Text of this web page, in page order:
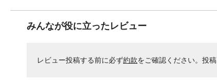
みんなが役に立ったレビュー
レビュー投稿する前に必ず約款をご確認ください。投